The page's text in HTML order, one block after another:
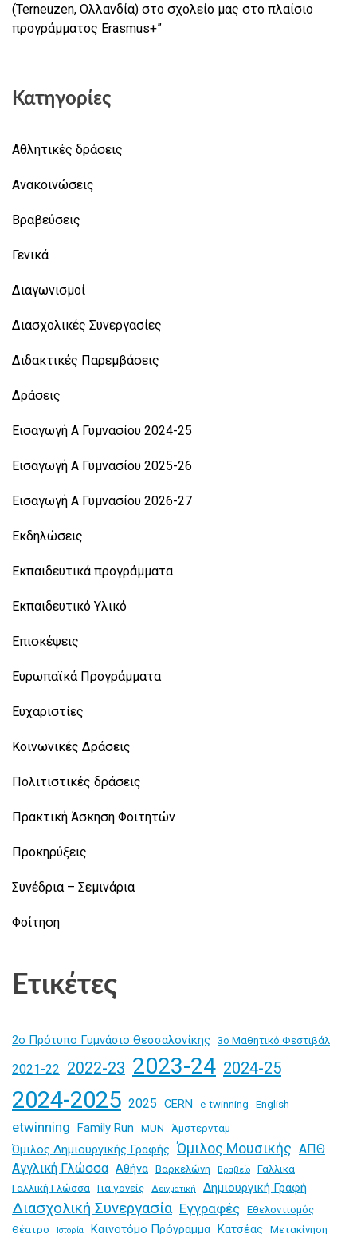
(Terneuzen, Ολλανδία) στο σχολείο μας στο πλαίσιο
προγράμματος Erasmus+”
Κατηγορίες
Αθλητικές δράσεις
Ανακοινώσεις
Βραβεύσεις
Γενικά
Διαγωνισμοί
Διασχολικές Συνεργασίες
Διδακτικές Παρεμβάσεις
Δράσεις
Εισαγωγή Α Γυμνασίου 2024-25
Εισαγωγή Α Γυμνασίου 2025-26
Εισαγωγή Α Γυμνασίου 2026-27
Εκδηλώσεις
Εκπαιδευτικά προγράμματα
Εκπαιδευτικό Υλικό
Επισκέψεις
Ευρωπαϊκά Προγράμματα
Ευχαριστίες
Κοινωνικές Δράσεις
Πολιτιστικές δράσεις
Πρακτική Άσκηση Φοιτητών
Προκηρύξεις
Συνέδρια – Σεμινάρια
Φοίτηση
Ετικέτες
2ο Πρότυπο Γυμνάσιο Θεσσαλονίκης 3ο Μαθητικό Φεστιβάλ
2021-22 2022-23 2023-24 2024-25
2024-2025 2025 CERN e-twinning English
etwinning Family Run MUN Άμστερνταμ
Όμιλος Δημιουργικής Γραφής Όμιλος Μουσικής ΑΠΘ
Αγγλική Γλώσσα Αθήνα Βαρκελώνη Βραβείο
Γαλλικά
Γαλλική Γλώσσα Για γονείς Δειγματική Δημιουργική Γραφή
Διασχολική Συνεργασία Εγγραφές Εθελοντισμός
Θέατρο
Ιστορία Καινοτόμο Πρόγραμμα Κατσέας Μετακίνηση